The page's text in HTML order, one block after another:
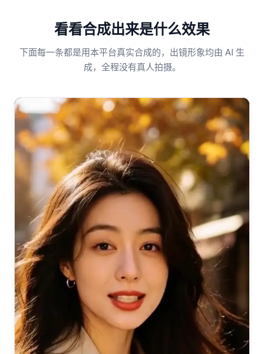
看看合成出来是什么效果
下面每一条都是用本平台真实合成的，出镜形象均由 AI 生
成，全程没有真人拍摄。